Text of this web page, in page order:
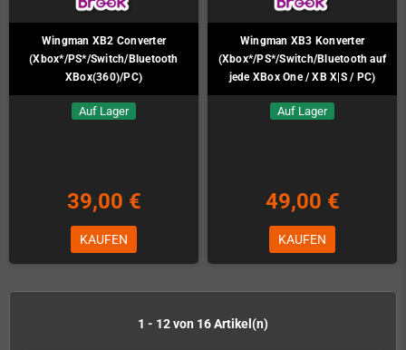
Wingman XB2 Converter
(Xbox*/PS*/Switch/Bluetooth
XBox(360)/PC)
Auf Lager
39,00 €
KAUFEN
Wingman XB3 Konverter
(Xbox*/PS*/Switch/Bluetooth auf
jede XBox One / XB X|S / PC)
Auf Lager
49,00 €
KAUFEN
1 - 12 von 16 Artikel(n)